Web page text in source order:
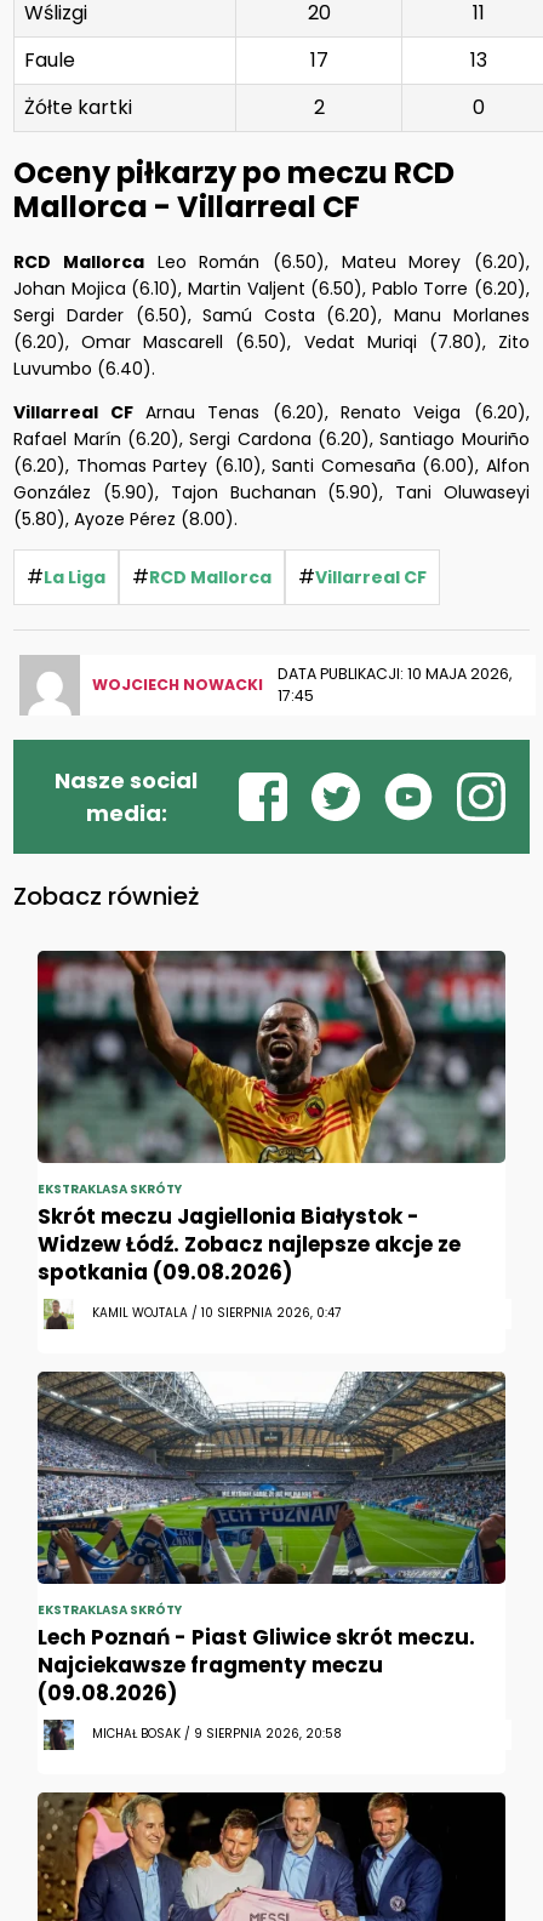
Wślizgi 20
11
Faule
17
13
Żółte kartki
2 0
Oceny piłkarzy po meczu RCD
Mallorca - Villarreal CF
RCD MallorcaLeo Román (6.50), Mateu Morey (6.20),
Johan Mojica (6.10), Martin Valjent (6.50), Pablo Torre (6.20),
Sergi Darder (6.50), Samú Costa (6.20), Manu Morlanes
(6.20), Omar Mascarell (6.50), Vedat Muriqi (7.80), Zito
Luvumbo (6.40).
Villarreal CFArnau Tenas (6.20), Renato Veiga (6.20),
Rafael Marín (6.20), Sergi Cardona (6.20), Santiago Mouriño
(6.20), Thomas Partey (6.10), Santi Comesaña (6.00), Alfon
González (5.90), Tajon Buchanan (5.90), Tani Oluwaseyi
(5.80), Ayoze Pérez (8.00).
#La Liga #RCD Mallorca #Villarreal CF
WOJCIECH NOWACKI
DATA PUBLIKACJI: 10 MAJA 2026,
17:45
Nasze social
media:
Zobacz również
EKSTRAKLASA SKRÓTY
Skrót meczu Jagiellonia Białystok -
Widzew Łódź. Zobacz najlepsze akcje ze
spotkania (09.08.2026)
KAMIL WOJTALA / 10 SIERPNIA 2026, 0:47
EKSTRAKLASA SKRÓTY
Lech Poznań - Piast Gliwice skrót meczu.
Najciekawsze fragmenty meczu
(09.08.2026)
MICHAŁ BOSAK / 9 SIERPNIA 2026, 20:58